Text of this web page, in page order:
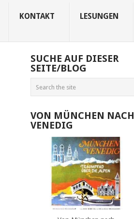
KONTAKT LESUNGEN
SUCHE AUF DIESER
SEITE/BLOG
VON MÜNCHEN NACH
VENEDIG